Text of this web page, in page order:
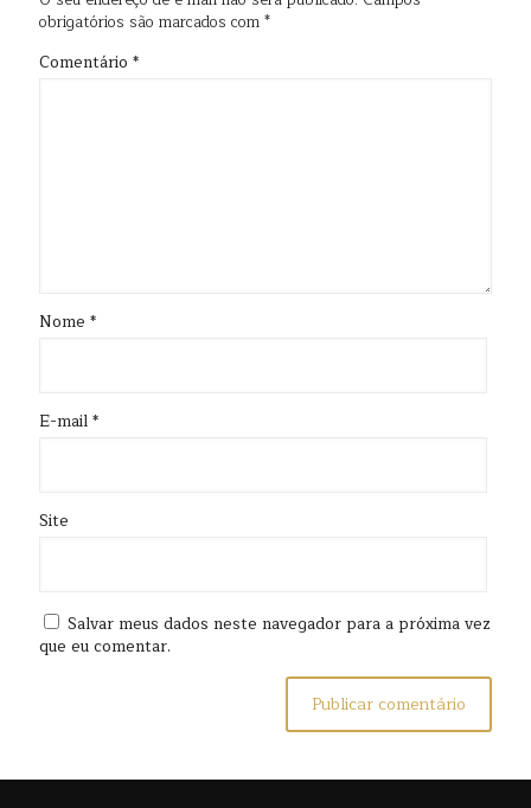
obrigatórios são marcados com*
Comentário *
Nome *
E-mail*
Site
Salvar meus dados neste navegador para a próxima vez
que eu comentar.